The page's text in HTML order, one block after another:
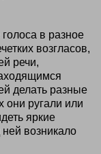
в разное
возгласов,
речи,
делать разные
они ругали или
яркие
возникало